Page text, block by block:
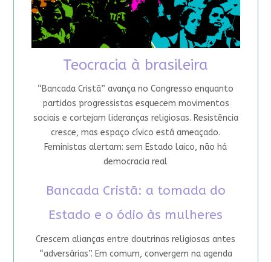
Teocracia à brasileira
“Bancada Cristã” avança no Congresso enquanto
partidos progressistas esquecem movimentos
sociais e cortejam lideranças religiosas. Resistência
cresce, mas espaço cívico está ameaçado.
Feministas alertam: sem Estado laico, não há
democracia real
Bancada Cristã: a tomada do
Estado e o ódio às mulheres
Crescem alianças entre doutrinas religiosas antes
“adversárias”. Em comum, convergem na agenda